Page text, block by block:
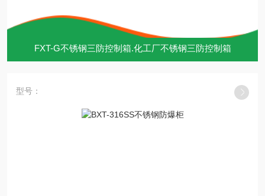
FXT-G不锈钢三防控制箱.化工厂不锈钢三防控制箱
型号：